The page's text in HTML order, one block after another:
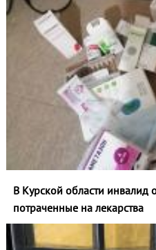
В Курской области инвалид
потраченные на лекарства